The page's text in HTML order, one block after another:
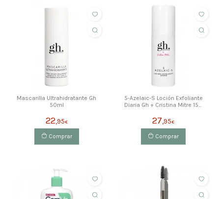
Mascarilla Ultrahidratante Gh
50ml
22,95€
Comprar
5-Azelaic-S Loción Exfoliante
Diaria Gh + Cristina Mitre 150
27,95€
Comprar